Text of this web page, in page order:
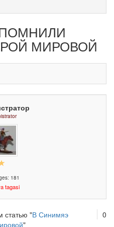
МИРОВОЙ
181
tagasi
0
статью "В Синимяэ
"